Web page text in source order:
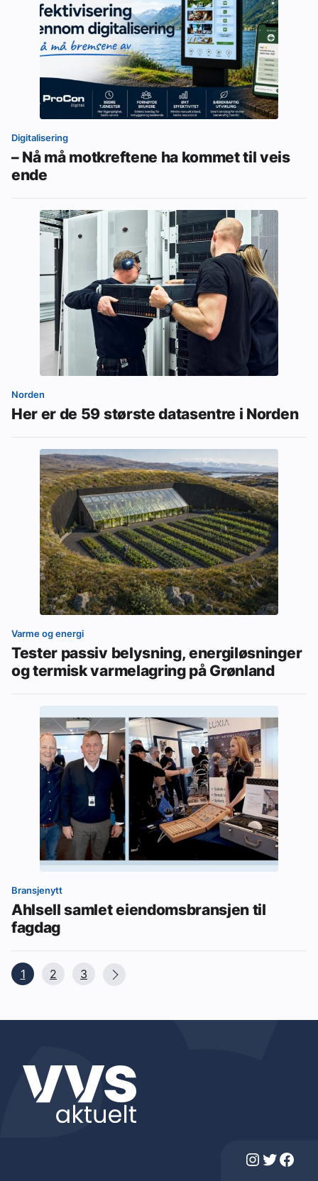
Digitalisering
– Nå må motkreftene ha kommet til veis
ende
Norden
Her er de 59 største datasentre i Norden
Varme og energi
Tester passiv belysning, energiløsninger
og termisk varmelagring på Grønland
Bransjenytt
Ahlsell samlet eiendomsbransjen til
fagdag
1 2 3
Instagram Twitter Facebook